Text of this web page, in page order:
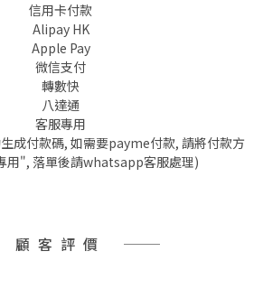
信用卡付款
Alipay HK
Apple Pay
微信支付
轉數快
八達通
客服專用
成付款碼, 如需要payme付款, 請將付款方
用", 落單後請whatsapp客服處理)
顧客評價